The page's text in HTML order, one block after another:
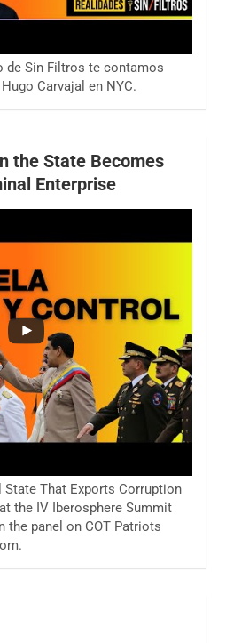
de Sin Filtros te contamos
Carvajal en NYC.
the State Becomes
Enterprise
State That Exports Corruption
the IV Iberosphere Summit
the panel on COT Patriots